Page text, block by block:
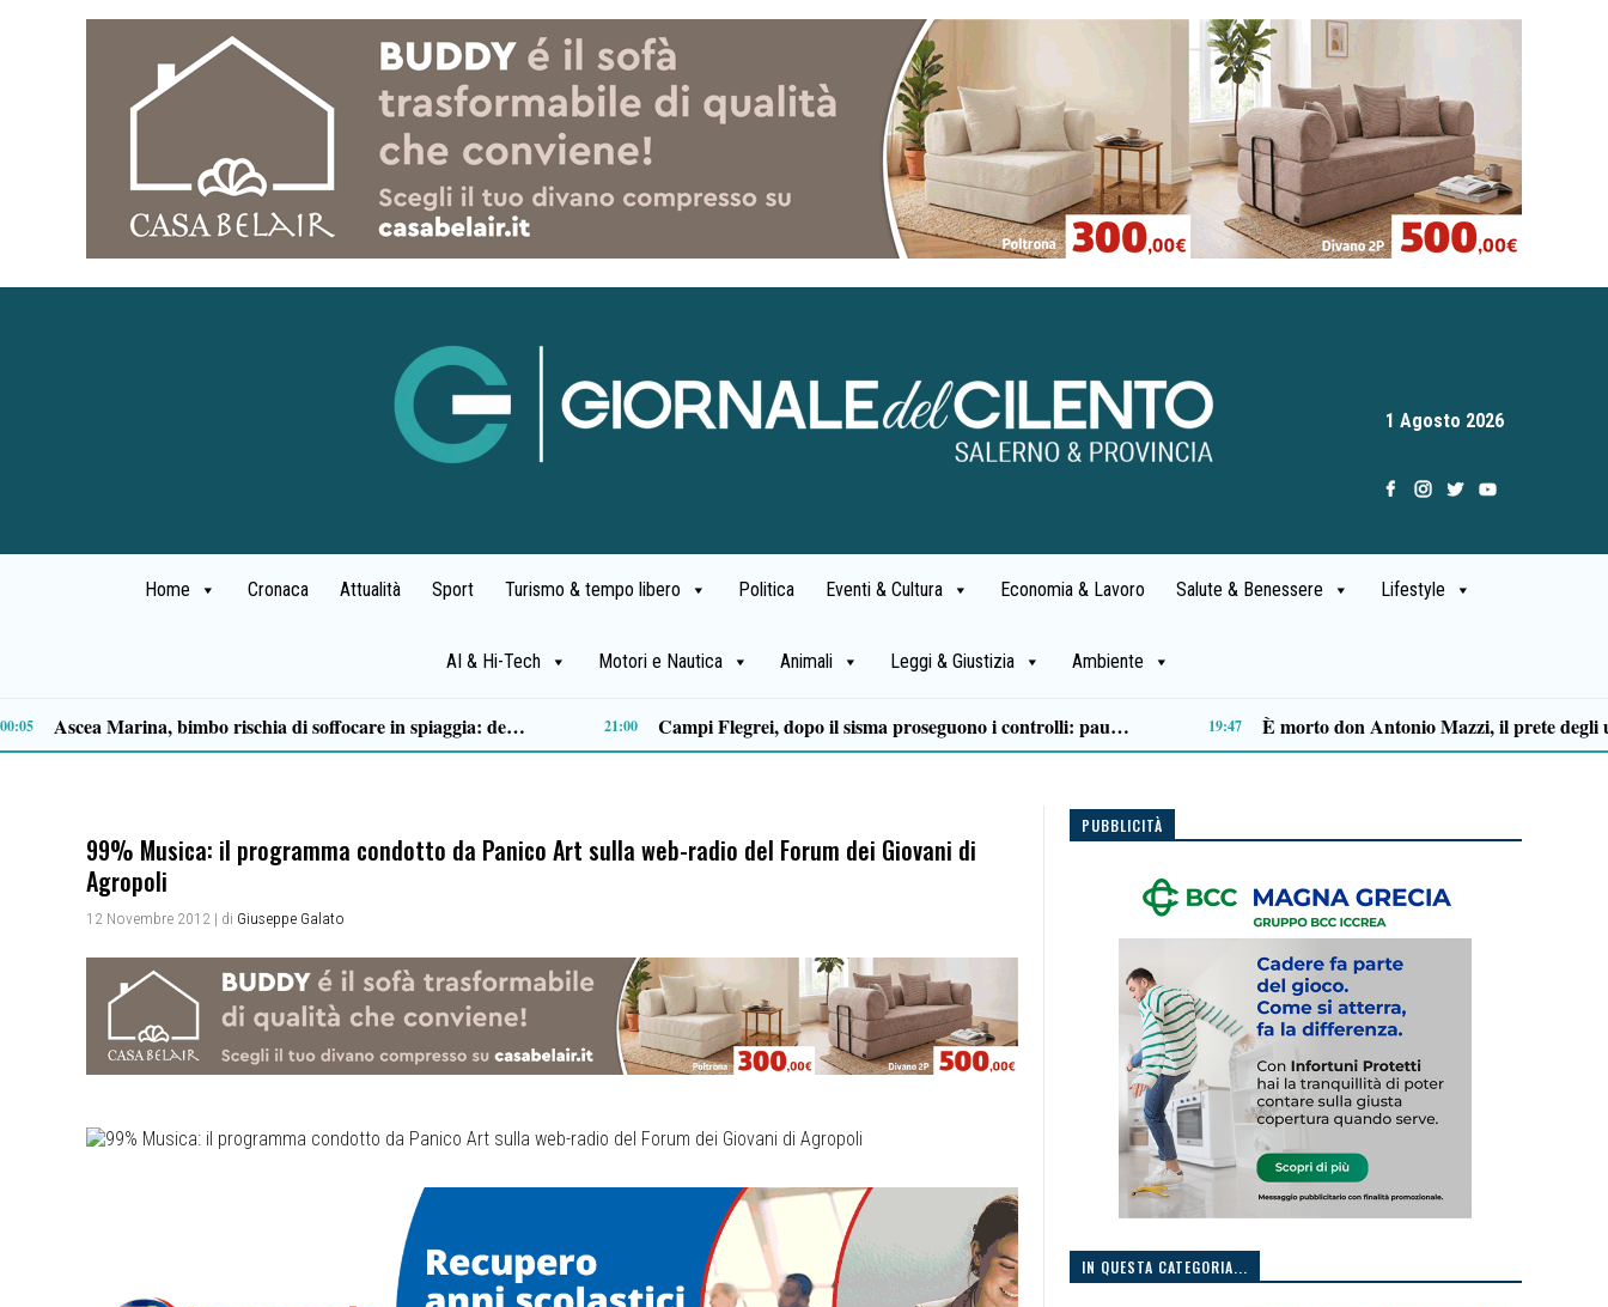
1 Agosto 2026
Home Cronaca Attualità Sport Turismo & tempo libero Politica Eventi & Cultura Economia & Lavoro Salute & Benessere Lifestyle
AI & Hi-Tech Motori e Nautica Animali Leggi & Giustizia Ambiente
Milan in lutto, addio a Franco Baresi: il commosso saluto del club 13:53 Castellabate, Spinelli e Di Luccia uniscono le forze in vista delle comunali 2027 13:32 Ascea, Pietro D’Angiolillo: «La nuova giunta guarda al futuro, con gli occhi del passato» 13:11
99% Musica: il programma condotto da Panico Art sulla web-radio del Forum dei Giovani di
Agropoli
12 Novembre 2012 | di Giuseppe Galato
PUBBLICITÀ
IN QUESTA CATEGORIA...